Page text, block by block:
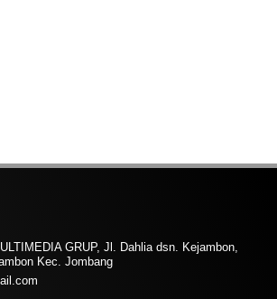
GRUP, Jl. Dahlia dsn. Kejambon,
Kec. Jombang